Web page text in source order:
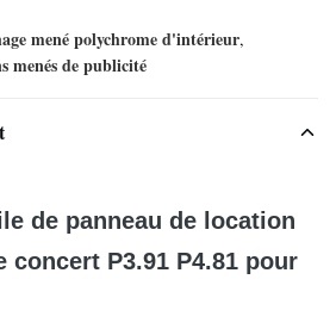
mené polychrome d'intérieur,
menés de publicité
de panneau de location
concert P3.91 P4.81 pour